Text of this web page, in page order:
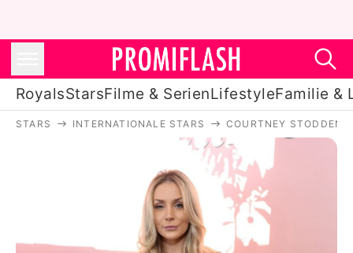
RoyalsStarsFilme & SerienLifestyleFamilie &
Royals
Stars
Filme & Serien
Lifestyle
STARS INTERNATIONALE STARS COURTNEY STODDEN